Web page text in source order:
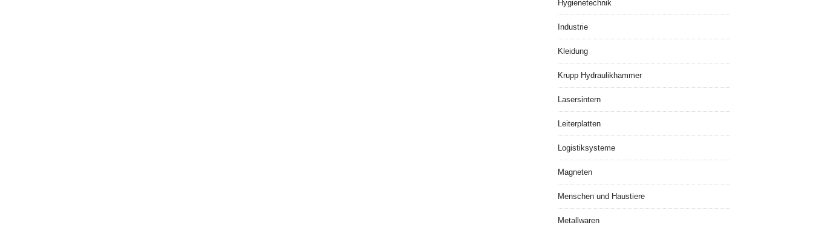
Hygienetechnik
Industrie
Kleidung
Krupp Hydraulikhammer
Lasersintern
Leiterplatten
Logistiksysteme
Magneten
Menschen und Haustiere
Metallwaren